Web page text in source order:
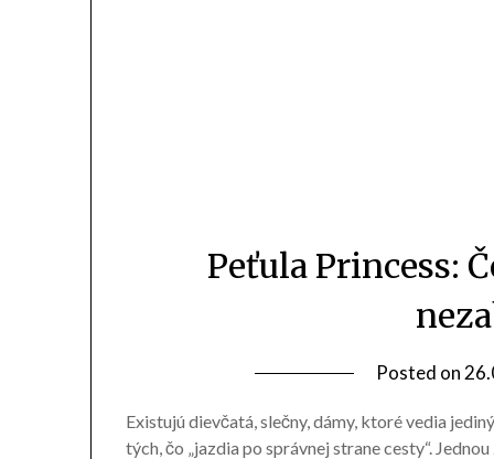
Peťula Princess:
Posted on
Existujú dievčatá, slečny, dámy, ktoré vedia
tých, čo „jazdia po správnej strane cesty“.